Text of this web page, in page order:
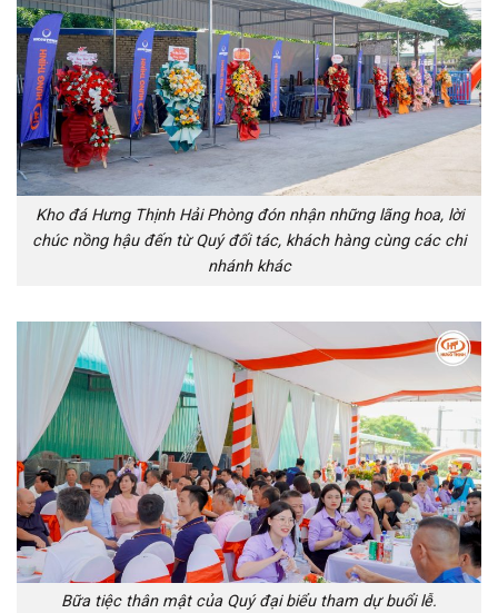
Kho đá Hưng Thịnh Hải Phòng đón nhận những lãng hoa, lời
chúc nồng hậu đến từ Quý đối tác, khách hàng cùng các chi
nhánh khác
Bữa tiệc thân mật của Quý đại biểu tham dự buổi lễ.